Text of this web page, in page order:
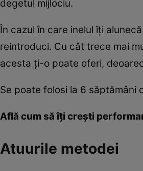
degetul mijlociu.
În cazul în care inelul îţi
reintroduci. Cu cât trece mai
acesta ţi-o poate oferi,
Se poate folosi la 6 săptămâni
Află cum să îţi creşti
Atuurile metodei